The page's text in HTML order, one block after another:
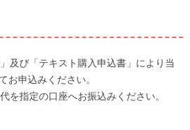
及び「テキスト購入申込書」により当
お申込みください。
を指定の口座へお振込みください。